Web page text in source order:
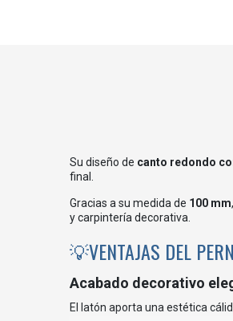
Su diseño de canto redondo
final.
Gracias a su medida de 100 mm
y carpintería decorativa.
💡VENTAJAS DEL
Acabado decorativo
El latón aporta una estética